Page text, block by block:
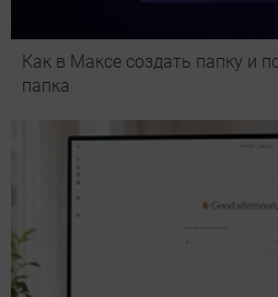
Как в Максе создать папку и
папка